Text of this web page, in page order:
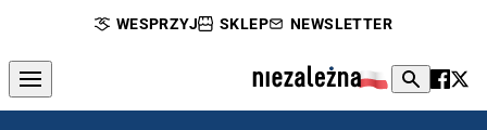
WESPRZYJ SKLEP NEWSLETTER